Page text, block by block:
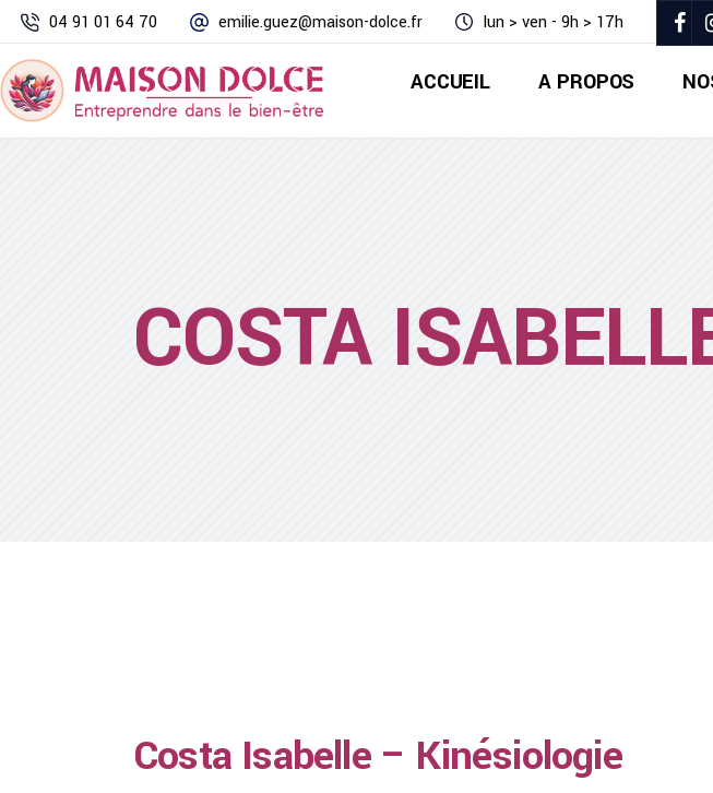
04 91 01 64 70 emilie.guez@maison-dolce.fr lun > ven - 9h > 17h
ACCUEIL A PROPOS
COSTA
Costa Isabelle – Kinésiologie